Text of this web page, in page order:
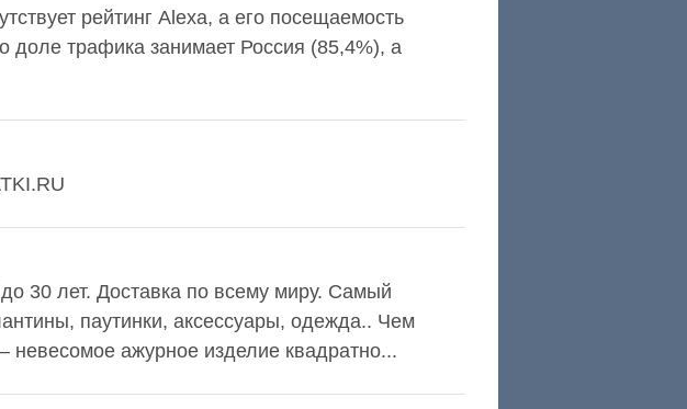
рейтинг Alexa, а его посещаемость
трафика занимает Россия (85,4%), а
30 лет. Доставка по всему миру. Самый
паутинки, аксессуары, одежда.. Чем
невесомое ажурное изделие квадратно...